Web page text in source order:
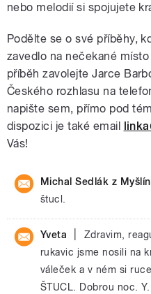
nebo melodií si spojujete
Podělte se o své příběhy,
zavedlo na nečekané
příběh zavolejte Jarce
Českého rozhlasu na
napište sem, přímo pod
dispozici je také email
Vás!
Michal Sedlák z
štucl.
Yveta
Zdravim,
rukavic jsme nosili na
váleček a v ném si
ŠTUCL. Dobrou noc. Y.